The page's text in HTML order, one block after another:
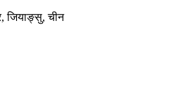
जियाङ्सु, चीन